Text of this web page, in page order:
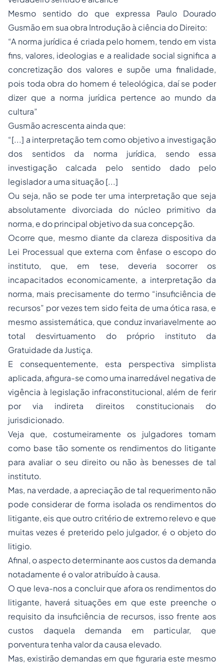
Mesmo sentido do que expressa Paulo Dourado
Gusmão em sua obra Introdução à ciência do Direito:
“A norma jurídica é criada pelo homem, tendo em vista
fins, valores, ideologias e a realidade social significa a
concretização dos valores e supõe uma finalidade,
pois toda obra do homem é teleológica, daí se poder
dizer que a norma jurídica pertence ao mundo da
cultura”
Gusmão acrescenta ainda que:
“[...] a interpretação tem como objetivo a investigação
dos sentidos da norma jurídica, sendo essa
investigação calcada pelo sentido dado pelo
legislador a uma situação [...]
Ou seja, não se pode ter uma interpretação que seja
absolutamente divorciada do núcleo primitivo da
norma, e do principal objetivo da sua concepção.
Ocorre que, mesmo diante da clareza dispositiva da
Lei Processual que externa com ênfase o escopo do
instituto, que, em tese, deveria socorrer os
incapacitados economicamente, a interpretação da
norma, mais precisamente do termo “insuficiência de
recursos” por vezes tem sido feita de uma ótica rasa, e
mesmo assistemática, que conduz invariavelmente ao
total desvirtuamento do próprio instituto da
Gratuidade da Justiça.
E consequentemente, esta perspectiva simplista
aplicada, afigura-se como uma inarredável negativa de
vigência à legislação infraconstitucional, além de ferir
por via indireta direitos constitucionais do
jurisdicionado.
Veja que, costumeiramente os julgadores tomam
como base tão somente os rendimentos do litigante
para avaliar o seu direito ou não às benesses de tal
instituto.
Mas, na verdade, a apreciação de tal requerimento não
pode considerar de forma isolada os rendimentos do
litigante, eis que outro critério de extremo relevo e que
muitas vezes é preterido pelo julgador, é o objeto do
litigio.
Afinal, o aspecto determinante aos custos da demanda
notadamente é o valor atribuído à causa.
O que leva-nos a concluir que afora os rendimentos do
litigante, haverá situações em que este preenche o
requisito da insuficiência de recursos, isso frente aos
custos daquela demanda em particular, que
porventura tenha valor da causa elevado.
Mas, existirão demandas em que figuraria este mesmo